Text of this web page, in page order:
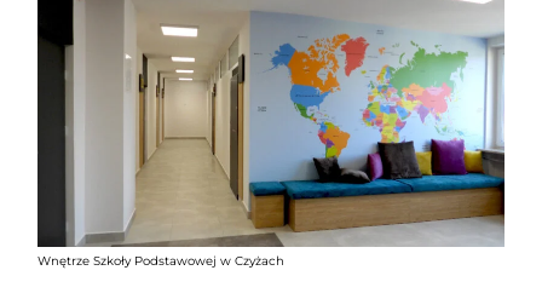
Wnętrze Szkoły Podstawowej w Czyżach